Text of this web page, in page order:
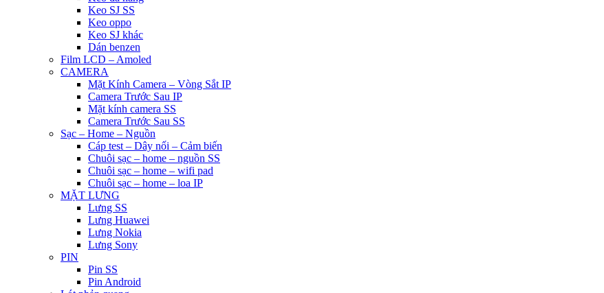
Keo SJ SS
Keo oppo
Keo SJ khác
Dán benzen
Film LCD – Amoled
CAMERA
Mặt Kính Camera – Vòng Sắt IP
Camera Trước Sau IP
Mặt kính camera SS
Camera Trước Sau SS
Sạc – Home – Nguồn
Cáp test – Dây nối – Cảm biến
Chuôi sạc – home – nguồn SS
Chuôi sạc – home – wifi pad
Chuôi sạc – home – loa IP
MẶT LƯNG
Lưng SS
Lưng Huawei
Lưng Nokia
Lưng Sony
PIN
Pin SS
Pin Android